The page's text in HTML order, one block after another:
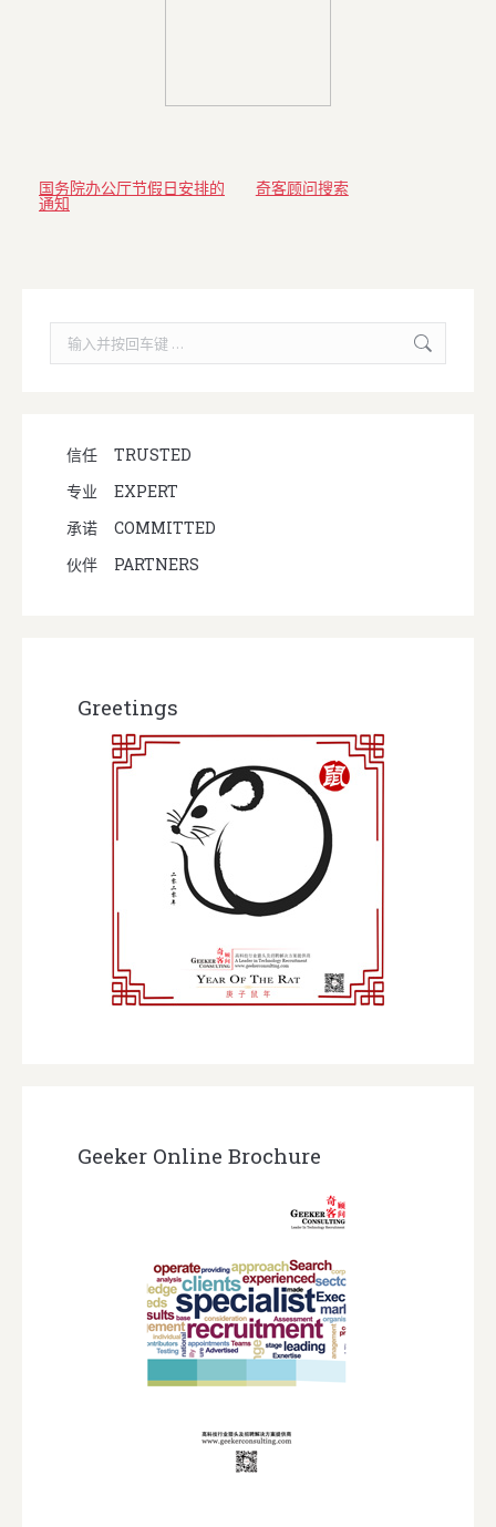
国务院办公厅节假日安排的
通知
奇客顾问搜索
Search:
信任
TRUSTED
专业
EXPERT
承诺
COMMITTED
伙伴
PARTNERS
Greetings
Geeker Online Brochure